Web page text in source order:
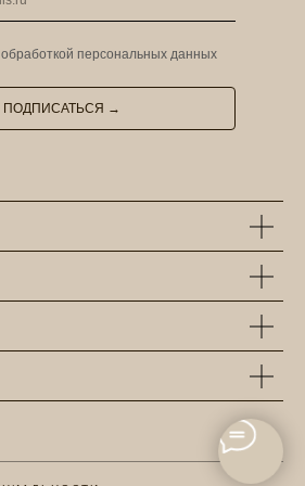
обработкой персональных данных
ПОДПИСАТЬСЯ →